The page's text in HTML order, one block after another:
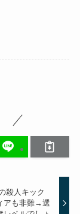
殺人キック
アも非難→選